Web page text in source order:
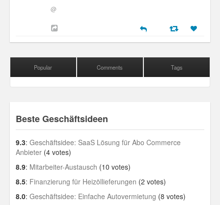
@
Popular Comments Tags
Beste Geschäftsideen
9.3: Geschäftsidee: SaaS Lösung für Abo Commerce
Anbieter (4 votes)
8.9: Mitarbeiter-Austausch (10 votes)
8.5: Finanzierung für Heizöllieferungen (2 votes)
8.0: Geschäftsidee: Einfache Autovermietung (8 votes)